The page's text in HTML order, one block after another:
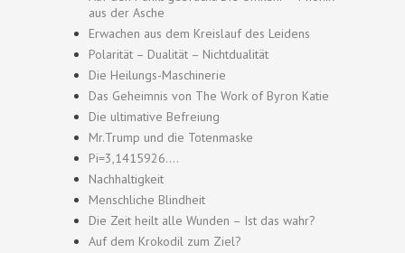
aus der Asche
Erwachen aus dem Kreislauf des Leidens
Polarität – Dualität – Nichtdualität
Die Heilungs-Maschinerie
Das Geheimnis von The Work of Byron Katie
Die ultimative Befreiung
Mr.Trump und die Totenmaske
Pi=3,1415926….
Nachhaltigkeit
Menschliche Blindheit
Die Zeit heilt alle Wunden – Ist das wahr?
Auf dem Krokodil zum Ziel?